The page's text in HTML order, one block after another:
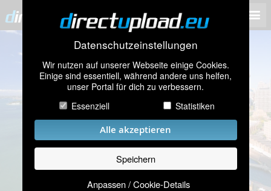
Datenschutzeinstellungen
Wir nutzen auf unserer Webseite einige Cookies.
Einige sind essentiell, während andere uns helfen,
unser Portal für dich zu verbessern.
Essenziell
Statistiken
Alle akzeptieren
Speichern
Anpassen / Cookie-Details